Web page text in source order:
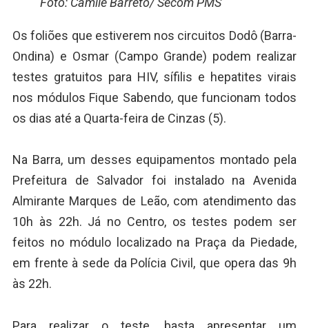
Os foliões que estiverem nos circuitos Dodô (Barra-
Ondina) e Osmar (Campo Grande) podem realizar
testes gratuitos para HIV, sífilis e hepatites virais
nos módulos Fique Sabendo, que funcionam todos
os dias até a Quarta-feira de Cinzas (5).
Na Barra, um desses equipamentos montado pela
Prefeitura de Salvador foi instalado na Avenida
Almirante Marques de Leão, com atendimento das
10h às 22h. Já no Centro, os testes podem ser
feitos no módulo localizado na Praça da Piedade,
em frente à sede da Polícia Civil, que opera das 9h
às 22h.